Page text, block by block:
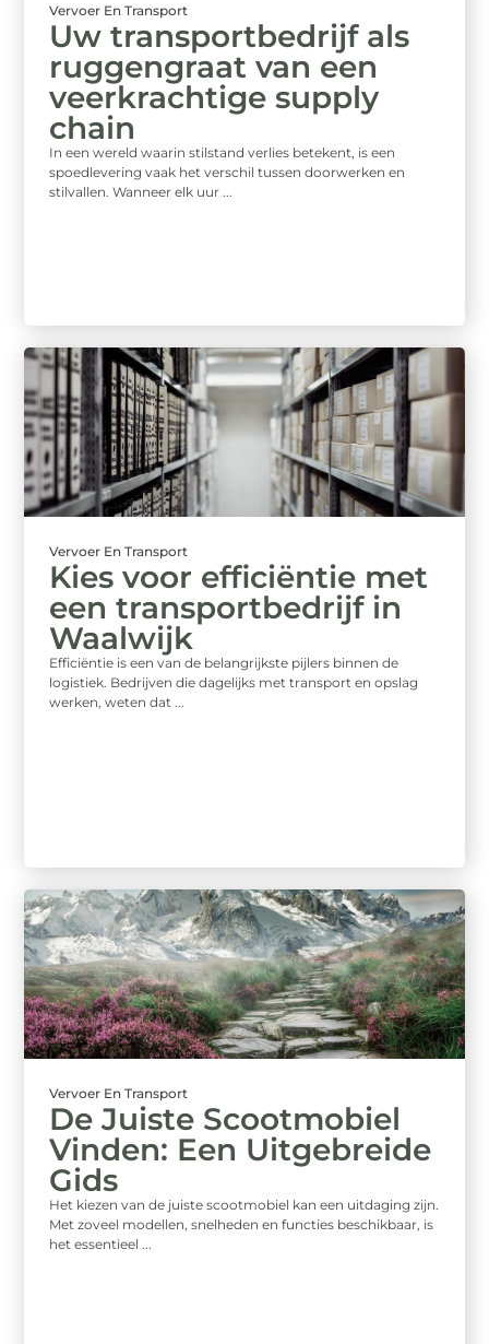
Vervoer En Transport
Uw transportbedrijf als
ruggengraat van een
veerkrachtige supply
chain
In een wereld waarin stilstand verlies betekent, is een
spoedlevering vaak het verschil tussen doorwerken en
stilvallen. Wanneer elk uur ...
Vervoer En Transport
Kies voor efficiëntie met
een transportbedrijf in
Waalwijk
Efficiëntie is een van de belangrijkste pijlers binnen de
logistiek. Bedrijven die dagelijks met transport en opslag
werken, weten dat ...
Vervoer En Transport
De Juiste Scootmobiel
Vinden: Een Uitgebreide
Gids
Het kiezen van de juiste scootmobiel kan een uitdaging zijn.
Met zoveel modellen, snelheden en functies beschikbaar, is
het essentieel ...